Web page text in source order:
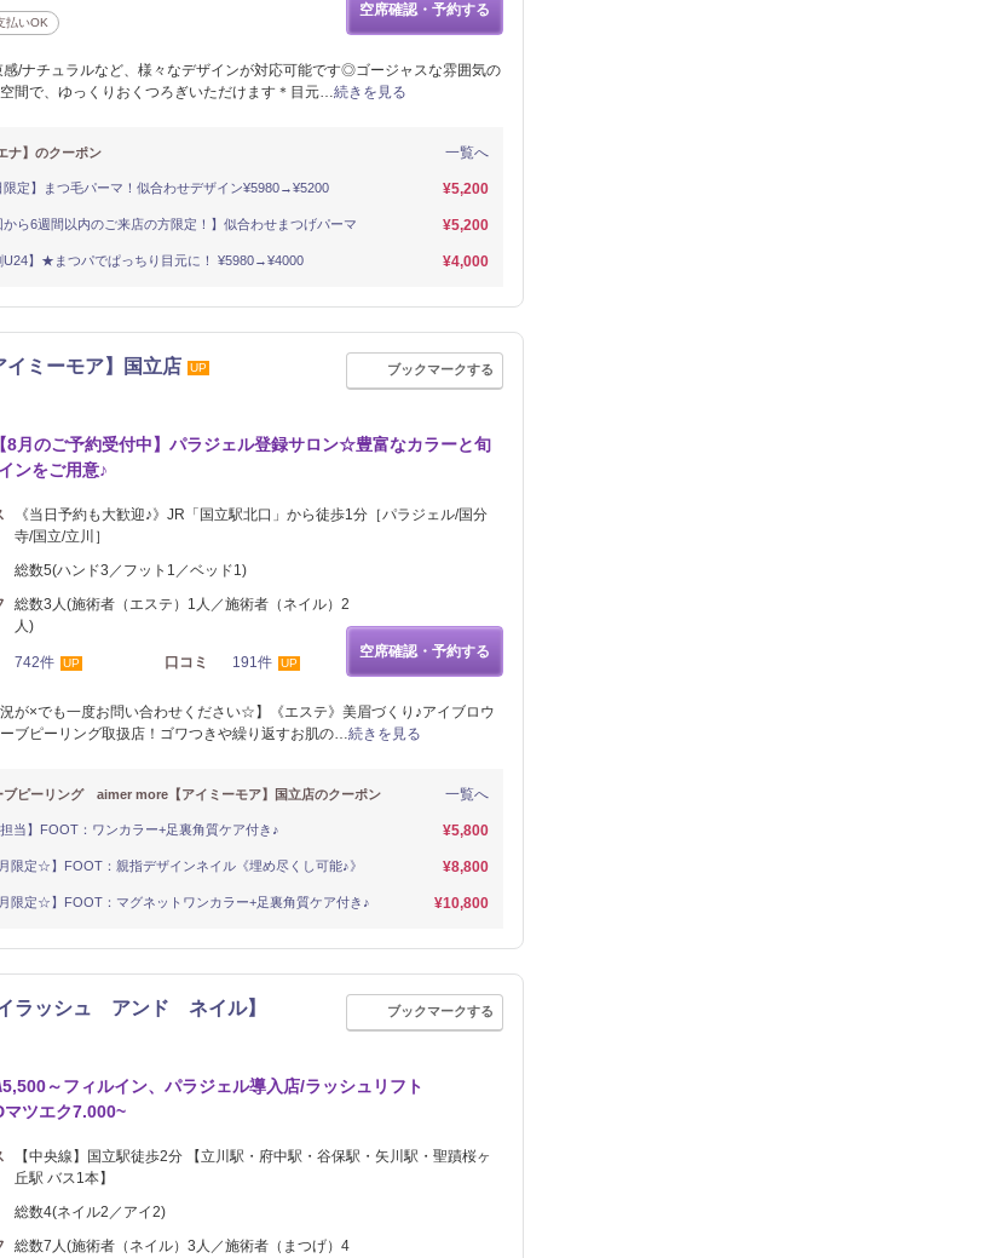
払いOK
空席確認・予約する
感/ナチュラルなど、様々なデザインが対応可能です◎ゴージャスな雰囲気の
間で、ゆっくりおくつろぎいただけます＊目元…続きを見る
一覧へ
ナ】のクーポン
限定】まつ毛パーマ！似合わせデザイン¥5980→¥5200 ¥5,200
から6週間以内のご来店の方限定！】似合わせまつげパーマ ¥5,200
U24】★まつパでぱっちり目元に！ ¥5980→¥4000 ¥4,000
ミーモア】国立店 UP ブックマークする
月のご予約受付中】パラジェル登録サロン☆豊富なカラーと旬
ンをご用意♪
《当日予約も大歓迎♪》JR「国立駅北口」から徒歩1分［パラジェル/国分
寺/国立/立川］
総数5(ハンド3／フット1／ベッド1)
総数3人(施術者（エステ）1人／施術者（ネイル）2
人)
742件 UP 口コミ 191件 UP
空席確認・予約する
況が×でも一度お問い合わせください☆】《エステ》美眉づくり♪アイブロウ
ブピーリング取扱店！ゴワつきや繰り返すお肌の…続きを見る
一覧へ
ブピーリング aimer more【アイミーモア】国立店のクーポン
担当】FOOT：ワンカラー+足裏角質ケア付き♪ ¥5,800
限定☆】FOOT：親指デザインネイル《埋め尽くし可能♪》 ¥8,800
限定☆】FOOT：マグネットワンカラー+足裏角質ケア付き♪ ¥10,800
ッシュ アンド ネイル】 ブックマークする
～フィルイン、パラジェル導入店/ラッシュリフト
ツエク7.000~
【中央線】国立駅徒歩2分 【立川駅・府中駅・谷保駅・矢川駅・聖蹟桜ヶ
丘駅 バス1本】
総数4(ネイル2／アイ2)
総数7人(施術者（ネイル）3人／施術者（まつげ）4